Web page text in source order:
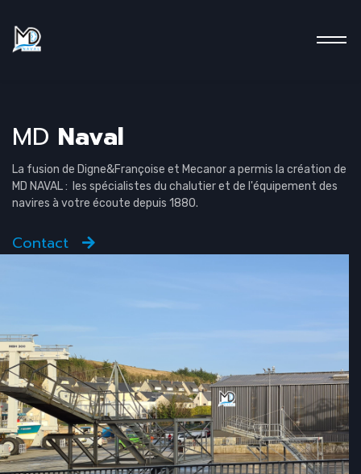
MD Naval
La fusion de Digne&Françoise et Mecanor a permis la création de
MD NAVAL : les spécialistes du chalutier et de l'équipement des
navires à votre écoute depuis 1880.
Contact